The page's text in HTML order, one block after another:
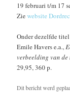
19 februari t/m 17
Ziewebsite
Onder dezelfde
Emile Havers e.a.,
verbeelding van
29,95, 360 p.
Dit bericht werd